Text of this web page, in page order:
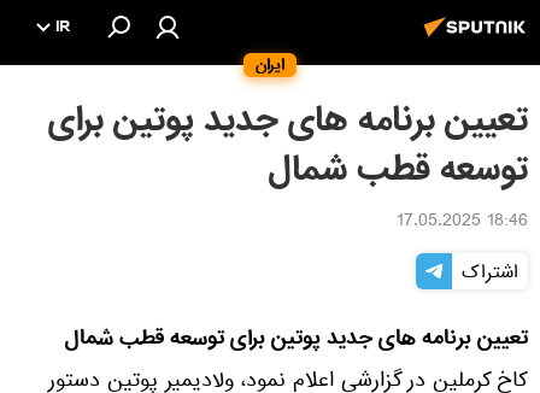
ایران
IR
تعیین برنامه های جدید پوتین برای
توسعه قطب شمال
18:46 17.05.2025
اشتراک
تعیین برنامه های جدید پوتین برای توسعه قطب شمال
کاخ کرملین در گزارشی اعلام نمود، ولادیمیر پوتین دستور